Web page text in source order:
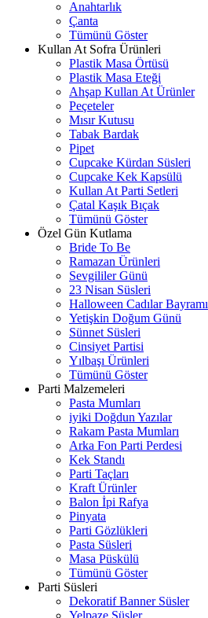
Anahtarlık
Çanta
Tümünü Göster
Kullan At Sofra Ürünleri
Plastik Masa Örtüsü
Plastik Masa Eteği
Ahşap Kullan At Ürünler
Peçeteler
Mısır Kutusu
Tabak Bardak
Pipet
Cupcake Kürdan Süsleri
Cupcake Kek Kapsülü
Kullan At Parti Setleri
Çatal Kaşık Bıçak
Tümünü Göster
Özel Gün Kutlama
Bride To Be
Ramazan Ürünleri
Sevgililer Günü
23 Nisan Süsleri
Halloween Cadılar Bayramı
Yetişkin Doğum Günü
Sünnet Süsleri
Cinsiyet Partisi
Yılbaşı Ürünleri
Tümünü Göster
Parti Malzemeleri
Pasta Mumları
iyiki Doğdun Yazılar
Rakam Pasta Mumları
Arka Fon Parti Perdesi
Kek Standı
Parti Taçları
Kraft Ürünler
Balon İpi Rafya
Pinyata
Parti Gözlükleri
Pasta Süsleri
Masa Püskülü
Tümünü Göster
Parti Süsleri
Dekoratif Banner Süsler
Yelpaze Süsler